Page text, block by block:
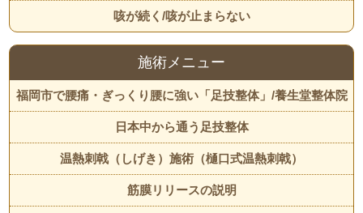
咳が続く/咳が止まらない
施術メニュー
福岡市で腰痛・ぎっくり腰に強い「足技整体」/養生堂整体院
日本中から通う足技整体
温熱刺戟（しげき）施術（樋口式温熱刺戟）
筋膜リリースの説明